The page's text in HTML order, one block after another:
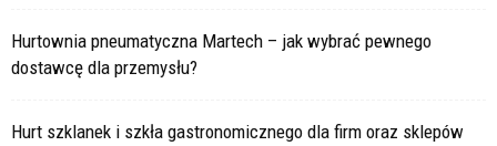
Hurtownia pneumatyczna Martech – jak wybrać pewnego
dostawcę dla przemysłu?
Hurt szklanek i szkła gastronomicznego dla firm oraz sklepów